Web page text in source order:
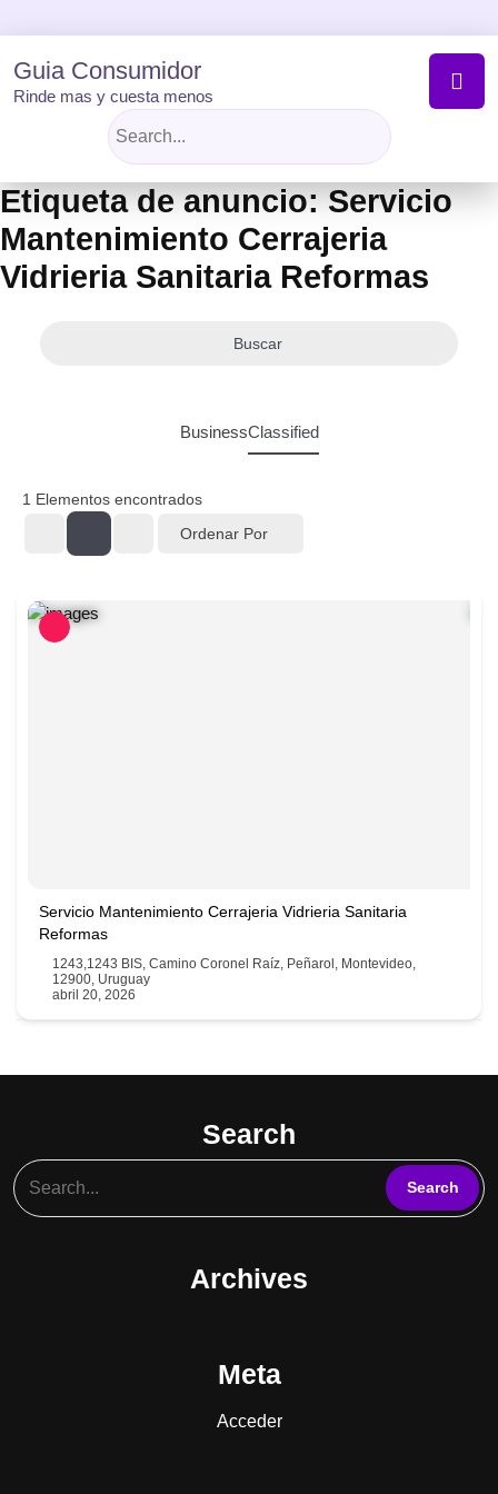
to
content
Guia Consumidor
Rinde mas y cuesta menos
Etiqueta de anuncio:Servicio
Mantenimiento Cerrajeria
Vidrieria Sanitaria Reformas
Buscar
BusinessClassified
1 Elementos encontrados
Ordenar Por
Servicio Mantenimiento Cerrajeria Vidrieria Sanitaria
Reformas
1243,1243 BIS, Camino Coronel Raíz, Peñarol, Montevideo,
12900, Uruguay
abril 20, 2026
Search
Archives
Meta
Acceder